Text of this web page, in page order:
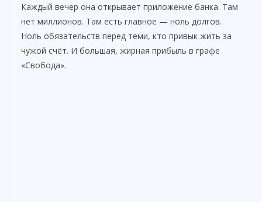
Каждый вечер она открывает приложение банка. Там
нет миллионов. Там есть главное — ноль долгов.
Ноль обязательств перед теми, кто привык жить за
чужой счёт. И большая, жирная прибыль в графе
«Свобода».